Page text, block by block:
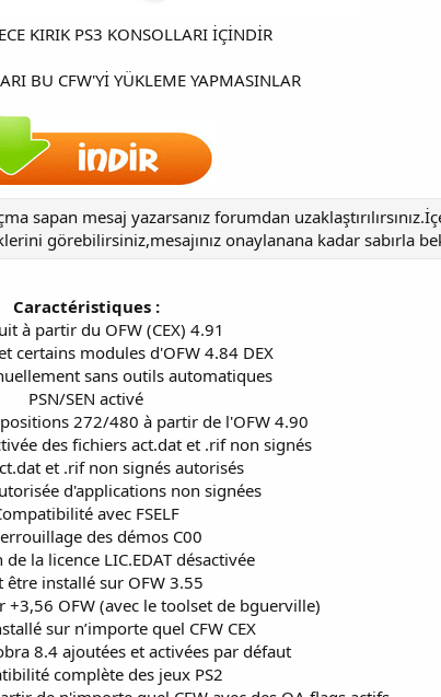
KIRIK PS3 KONSOLLARI İÇİNDİR
BU CFW'Yİ YÜKLEME YAPMASINLAR
mesaj yazarsanız forumdan
görebilirsiniz,mesajınız onaylanana kadar sabırla
Caractéristiques :
à partir du OFW (CEX) 4.91
certains modules d'OFW 4.84 DEX
sans outils automatiques
PSN/SEN activé
272/480 à partir de l'OFW 4.90
des fichiers act.dat et .rif non signés
et .rif non signés autorisés
d'applications non signées
avec FSELF
des démos C00
la licence LIC.EDAT désactivée
être installé sur OFW 3.55
+3,56 OFW (avec le toolset de bguerville)
sur n’importe quel CFW CEX
8.4 ajoutées et activées par défaut
complète des jeux PS2